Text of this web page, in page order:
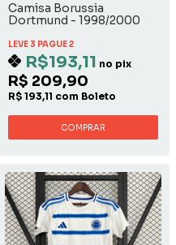
Camisa Borussia
Dortmund - 1998/2000
LEVE 3 PAGUE 2
R$193,11 no pix
R$ 209,90
R$ 193,11 com Boleto
COMPRAR